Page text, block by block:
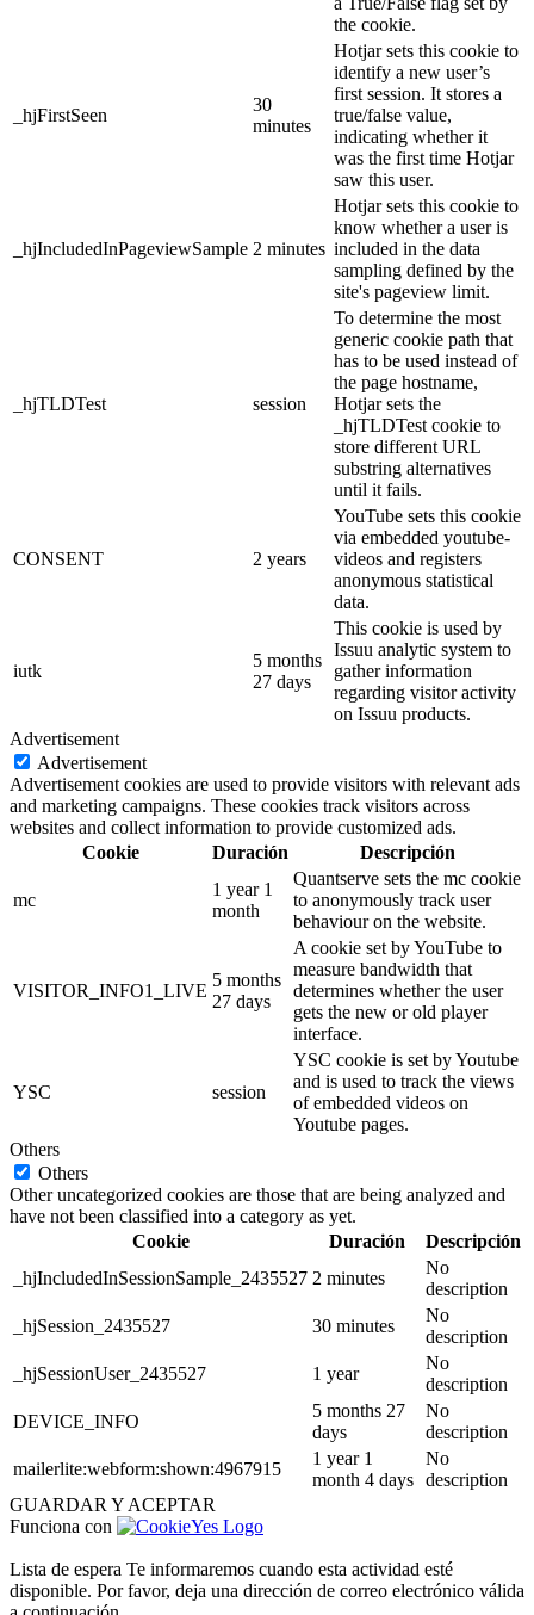
the cookie.
_hjFirstSeen
30
minutes
Hotjar sets this cookie to
identify a new user’s
first session. It stores a
true/false value,
indicating whether it
was the first time Hotjar
saw this user.
_hjIncludedInPageviewSample 2 minutes
Hotjar sets this cookie to
know whether a user is
included in the data
sampling defined by the
site's pageview limit.
_hjTLDTest session
To determine the most
generic cookie path that
has to be used instead of
the page hostname,
Hotjar sets the
_hjTLDTest cookie to
store different URL
substring alternatives
until it fails.
CONSENT 2 years
YouTube sets this cookie
via embedded youtube-
videos and registers
anonymous statistical
data.
iutk
5 months
27 days
This cookie is used by
Issuu analytic system to
gather information
regarding visitor activity
on Issuu products.
Advertisement
Advertisement
Advertisement cookies are used to provide visitors with relevant ads
and marketing campaigns. These cookies track visitors across
websites and collect information to provide customized ads.
Cookie
Duración Descripción
mc
1 year 1
month
Quantserve sets the mc cookie
to anonymously track user
behaviour on the website.
VISITOR_INFO1_LIVE
5 months
27 days
A cookie set by YouTube to
measure bandwidth that
determines whether the user
gets the new or old player
interface.
YSC session
YSC cookie is set by Youtube
and is used to track the views
of embedded videos on
Youtube pages.
Others
Others
Other uncategorized cookies are those that are being analyzed and
have not been classified into a category as yet.
Cookie
Duración
Descripción
_hjIncludedInSessionSample_2435527 2 minutes
No
description
_hjSession_2435527
30 minutes
No
description
_hjSessionUser_2435527
1 year
No
description
DEVICE_INFO
5 months 27
days
No
description
mailerlite:webform:shown:4967915
1 year 1
month 4 days
No
description
GUARDAR Y ACEPTAR
Funciona con
Lista de espera Te informaremos cuando esta actividad esté
disponible. Por favor, deja una dirección de correo electrónico válida